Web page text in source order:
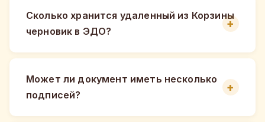
Сколько хранится удаленный из Корзины
черновик в ЭДО?
Может ли документ иметь несколько
подписей?